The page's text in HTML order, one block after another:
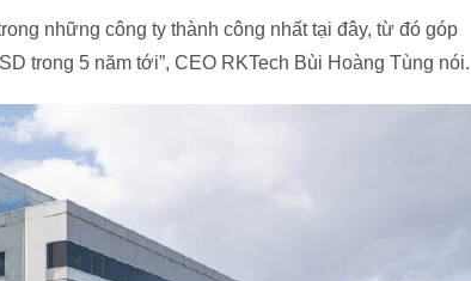
những công ty thành công nhất tại đây, từ đó góp
trong 5 năm tới”, CEO RKTech Bùi Hoàng Tùng nói.